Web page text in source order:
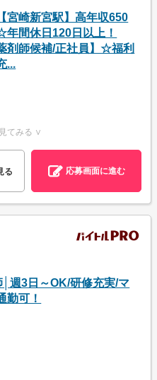
宮崎新宮駅】高年収650
間休日120日以上！
剤師候補/正社員】☆福利
...
てみる ∨
る 応募画面に進む
│週3日～OK/研修充実/マ
勤可！